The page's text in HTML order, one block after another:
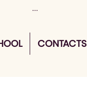
CONTACTS